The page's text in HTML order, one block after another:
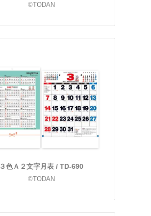
©TODAN
３色Ａ２文字月表 / TD-690
©TODAN